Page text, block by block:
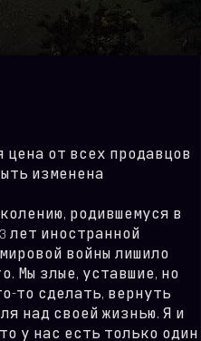
от всех продавцов
изменена
родившемуся в
лет иностранной
войны лишило
Мы злые, уставшие, но
то сделать, вернуть
над своей жизнью. Я и
у нас есть только один